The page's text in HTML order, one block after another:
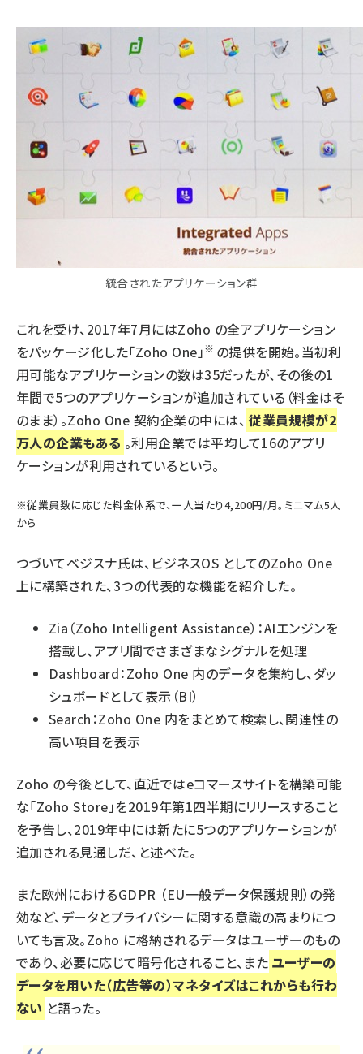
統合されたアプリケーション群
これを受け、2017年7月にはZoho の全アプリケーション
をパッケージ化した「Zoho One」※ の提供を開始。当初利
用可能なアプリケーションの数は35だったが、その後の1
年間で5つのアプリケーションが追加されている（料金はそ
のまま）。Zoho One 契約企業の中には、 従業員規模が2
万人の企業もある 。利用企業では平均して16のアプリ
ケーションが利用されているという。
※従業員数に応じた料金体系で、一人当たり4,200円/月。ミニマム5人
から
つづいてベジスナ氏は、ビジネスOS としてのZoho One
上に構築された、3つの代表的な機能を紹介した。
Zia（Zoho Intelligent Assistance）：AIエンジンを
搭載し、アプリ間でさまざまなシグナルを処理
Dashboard：Zoho One 内のデータを集約し、ダッ
シュボードとして表示（BI）
Search：Zoho One 内をまとめて検索し、関連性の
高い項目を表示
Zoho の今後として、直近ではeコマースサイトを構築可能
な「Zoho Store」を2019年第1四半期にリリースすること
を予告し、2019年中には新たに5つのアプリケーションが
追加される見通しだ、と述べた。
また欧州におけるGDPR （EU一般データ保護規則）の発
効など、データとプライバシーに関する意識の高まりにつ
いても言及。Zoho に格納されるデータはユーザーのもの
であり、必要に応じて暗号化されること、また ユーザーの
データを用いた（広告等の）マネタイズはこれからも行わ
ない と語った。